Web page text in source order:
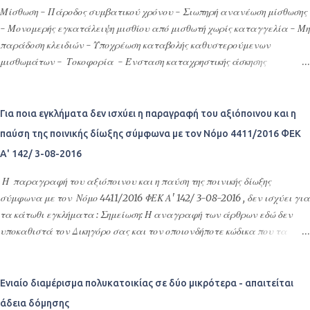
συνεπειών ως προς το πιθανολογούμενο αποτέλεσμα της κύριας δίκης.
Η ως άνω προσωρινή ρύθμιση κατάστασης έχει ευρύτερο αντικείμενο
από την απλή εξασφάλιση ή διατήρηση του δικαιώματος με μέτρα
ρυθμιστικού χαρακτήρα, αφού μπορεί να αφορά και κάθε άλλου
ειρήνη. Η προσωρινή ρύθμιση...
Μίσθωση - Πάροδος συμβατικού χρόνου - Σιωπηρή ανανέωση μίσθωσης
- Μονομερής εγκατάλειψη μισθίου από μισθωτή χωρίς καταγγελία - Μη
παράδοση κλειδιών - Υποχρέωση καταβολής καθυστερούμενων
μισθωμάτων - Τοκοφορία - Ένσταση καταχρηστικής άσκησης
Για ποια εγκλήματα δεν ισχύει η παραγραφή του αξιόποινου και η
παύση της ποινικής δίωξης σύμφωνα με τον Νόμο 4411/2016 ΦΕΚ
Α' 142/ 3-08-2016
Η παραγραφή του αξιόποινου και η παύση της ποινικής δίωξης
σύμφωνα με τον Νόμο 4411/2016 ΦΕΚ Α' 142/ 3-08-2016 , δεν ισχύει για
τα κάτωθι εγκλήματα : Σημείωση: Η αναγραφή των άρθρων εδώ δεν
υποκαθιστά τον Δικηγόρο σας και τον οποιονδήποτε κώδικα που τα
για προσωπική ανάγνωση, για οποιαδήποτε αυθεντική-επίσημη
ερμηνεία ή απορία επικοινωνήστε με τον δικηγόρο σας. Άρθρο 81Α.
Ενιαίο διαμέρισμα πολυκατοικίας σε δύο μικρότερα - απαιτείται
άδεια δόμησης